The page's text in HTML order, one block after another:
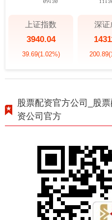
上证指数
3940.04
39.69(1.02%)
深证
200.89
股票配资官方公司_股
资公司官方